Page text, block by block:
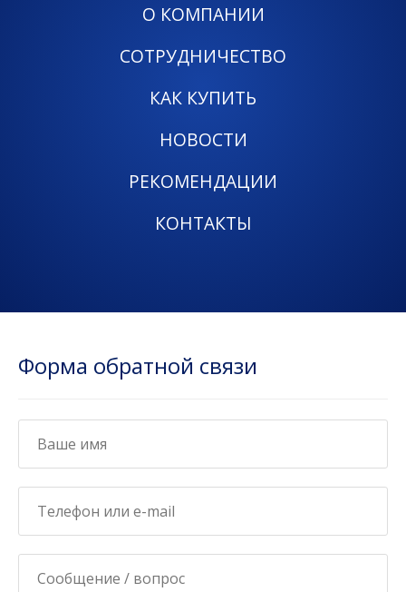
О КОМПАНИИ
СОТРУДНИЧЕСТВО
КАК КУПИТЬ
НОВОСТИ
РЕКОМЕНДАЦИИ
КОНТАКТЫ
Форма обратной связи